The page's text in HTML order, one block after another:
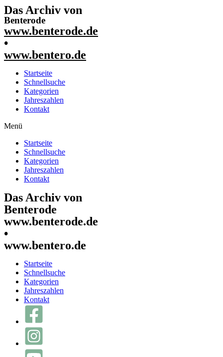
Das Archiv von
Benterode
www.benterode.de
•
www.bentero.de
Startseite
Schnellsuche
Kategorien
Jahreszahlen
Kontakt
Menü
Startseite
Schnellsuche
Kategorien
Jahreszahlen
Kontakt
Das Archiv von
Benterode
www.benterode.de
•
www.bentero.de
Startseite
Schnellsuche
Kategorien
Jahreszahlen
Kontakt